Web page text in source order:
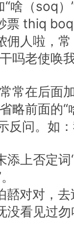
“啥（soq
票 thiq
佣人啦，
吗老使唤
常在后面
略前面的
反问。如
添上否定
嚭对对，
没看见过